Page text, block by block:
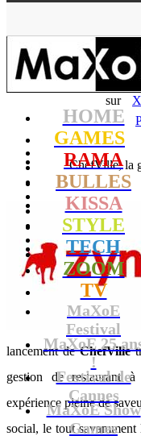
HOME
GAMES
RAMA
BULLES
KISSA
STYLE
TECH
ZOOM
TV
MaXoE
Festival
MaXoE 25
!
Festival de
Cannes
MaXoE Show
Games
-
sur
ChefVille, la
lancement deChefVille
gestion de restaurant
expérience pleine de
social, le tout